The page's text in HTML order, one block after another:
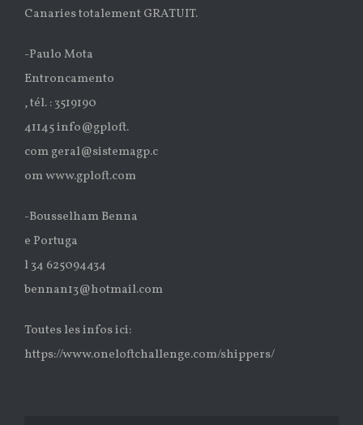
Canaries totalement GRATUIT.
-Paulo Mota
Entroncamento
, tél. : 3519190
41145 info@gploft.
com geral@sistemagp.c
om www.gploft.com
-Bousselham Benna
e Portuga
l 34 625094434
bennan13@hotmail.com
Toutes les infos ici:
https://www.oneloftchallenge.com/shippers/